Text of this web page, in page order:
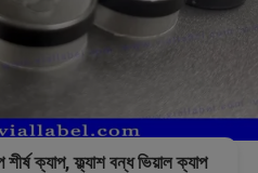
ক্যাপ, ফ্ল্যাশ বন্ধ ভিয়াল ক্যাপ